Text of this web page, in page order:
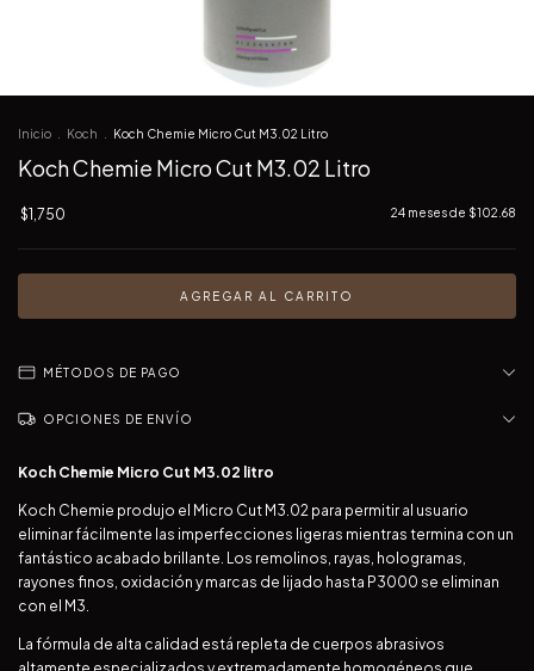
Inicio Koch Koch Chemie Micro Cut M3.02 Litro
Koch Chemie Micro Cut M3.02 Litro
$1,750 24 meses de $102.68
MÉTODOS DE PAGO
OPCIONES DE ENVÍO
Koch Chemie Micro Cut M3.02 litro
Koch Chemie produjo el Micro Cut M3.02 para permitir al usuario
eliminar fácilmente las imperfecciones ligeras mientras termina con un
fantástico acabado brillante. Los remolinos, rayas, hologramas,
rayones finos, oxidación y marcas de lijado hasta P3000 se eliminan
con el M3.
La fórmula de alta calidad está repleta de cuerpos abrasivos